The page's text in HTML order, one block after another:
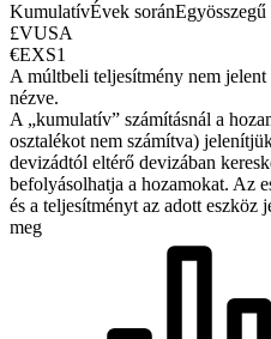
KumulatívÉvek soránEgyösszegű
£VUSA
€EXS1
A múltbeli teljesítmény nem
nézve.
A „kumulatív” számításnál a
osztalékot nem számítva)
devizádtól eltérő devizában
befolyásolhatja a hozamokat. Az
és a teljesítményt az adott eszköz
meg